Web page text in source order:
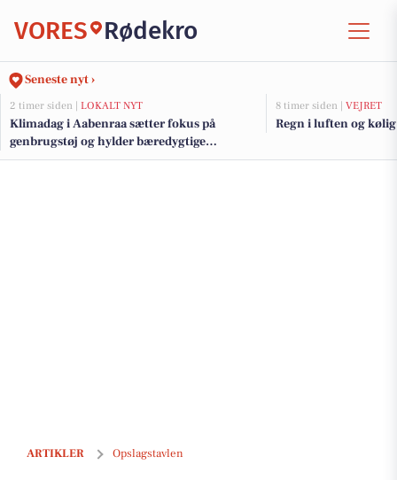
VORES Rødekro
Seneste nyt ›
2 timer siden | LOKALT NYT
Klimadag i Aabenraa sætter fokus på
genbrugstøj og hylder bæredygtige
initiativer med klimapris
8 timer siden | VEJRET
Regn i luften og
ARTIKLER Opslagstavlen
Seneste nyt fra Aabenraa Kommune og 3 andre